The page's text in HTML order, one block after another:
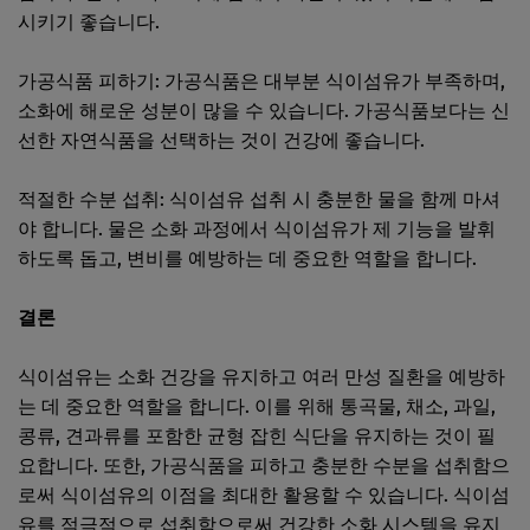
시키기 좋습니다.
가공식품 피하기: 가공식품은 대부분 식이섬유가 부족하며,
소화에 해로운 성분이 많을 수 있습니다. 가공식품보다는 신
선한 자연식품을 선택하는 것이 건강에 좋습니다.
적절한 수분 섭취: 식이섬유 섭취 시 충분한 물을 함께 마셔
야 합니다. 물은 소화 과정에서 식이섬유가 제 기능을 발휘
하도록 돕고, 변비를 예방하는 데 중요한 역할을 합니다.
결론
식이섬유는 소화 건강을 유지하고 여러 만성 질환을 예방하
는 데 중요한 역할을 합니다. 이를 위해 통곡물, 채소, 과일,
콩류, 견과류를 포함한 균형 잡힌 식단을 유지하는 것이 필
요합니다. 또한, 가공식품을 피하고 충분한 수분을 섭취함으
로써 식이섬유의 이점을 최대한 활용할 수 있습니다. 식이섬
유를 적극적으로 섭취함으로써 건강한 소화 시스템을 유지